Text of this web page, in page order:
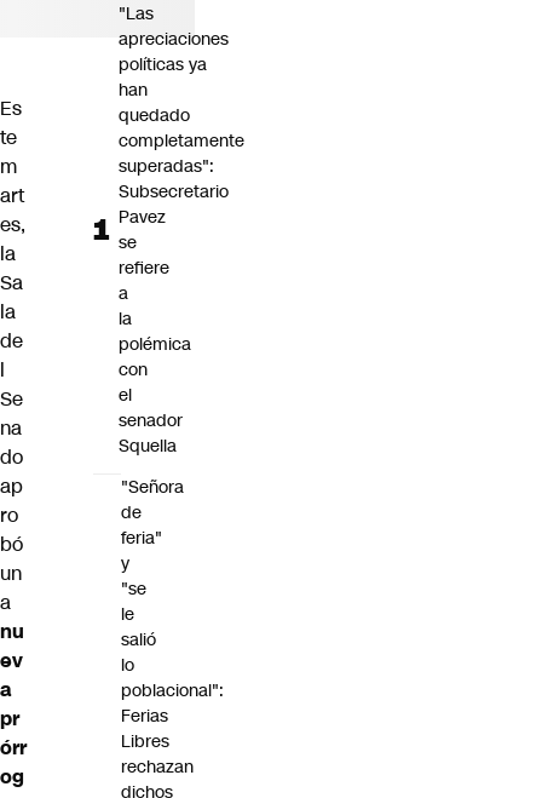
Es
te
m
art
es,
la
Sa
la
de
l
Se
na
do
ap
ro
bó
un
a
nu
ev
a
pr
órr
og
"Las
apreciaciones
políticas ya
han
quedado
completamente
superadas":
Subsecretario
Pavez
se
refiere
a
la
polémica
con
el
senador
Squella
"Señora
de
feria"
y
"se
le
salió
lo
poblacional":
Ferias
Libres
rechazan
dichos